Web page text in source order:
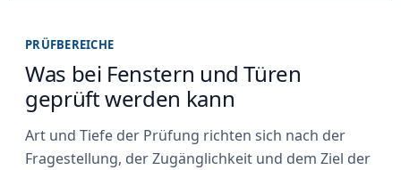
PRÜFBEREICHE
Was bei Fenstern und Türen
geprüft werden kann
Art und Tiefe der Prüfung richten sich nach der
Fragestellung, der Zugänglichkeit und dem Ziel der